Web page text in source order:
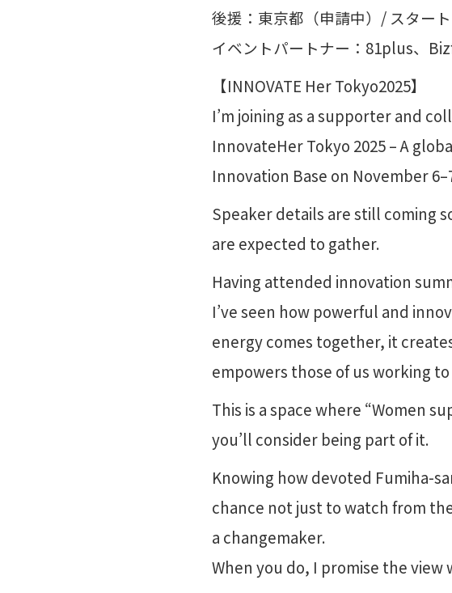
後援：東京都（申請中）/ スター
イベントパートナー：81plus、
【INNOVATE Her Tokyo2025】
I’m joining as a supporter and
InnovateHer Tokyo 2025 – A
Innovation Base on November
Speaker details are still coming
are expected to gather.
Having attended innovation
I’ve seen how powerful and
energy comes together, it
empowers those of us working
This is a space where “Women
you’ll consider being part of it.
Knowing how devoted Fumiha-
chance not just to watch from
a changemaker.
When you do, I promise the